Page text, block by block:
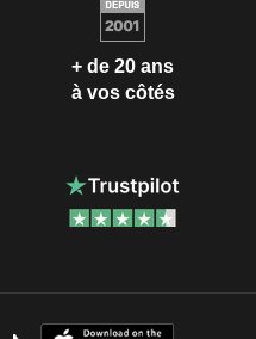
+ de 20 ans
à vos côtés